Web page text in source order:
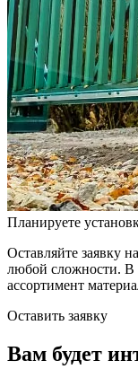
Планируете
Оставляйте заявку
любой сложности.
ассортимент
Оставить заявку
Вам будет